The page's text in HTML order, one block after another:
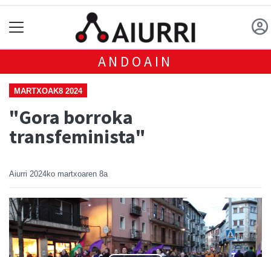
ANDOAIN
MARTXOAK8 2024
"Gora borroka
transfeminista"
Aiurri 2024ko martxoaren 8a